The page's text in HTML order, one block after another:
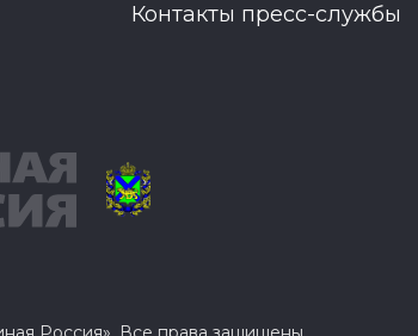
Контакты пресс-службы